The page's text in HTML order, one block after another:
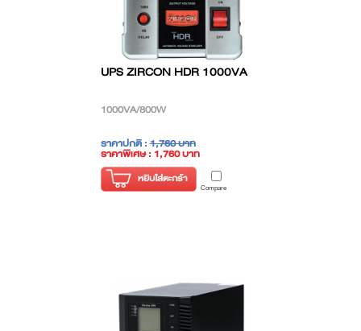
UPS ZIRCON HDR 1000VA
1000VA/800W
ราคาปกติ :1,760 บาท
ราคาพิเศษ : 1,760 บาท
( ราคาไม่รวมภาษี )
หยิบใส่ตะกร้า
Compare